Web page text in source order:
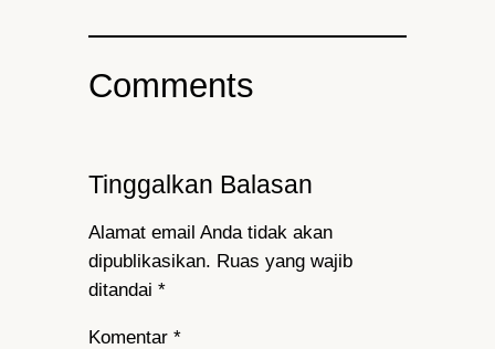
Comments
Tinggalkan Balasan
Alamat email Anda tidak akan
dipublikasikan. Ruas yang wajib
ditandai *
Komentar *